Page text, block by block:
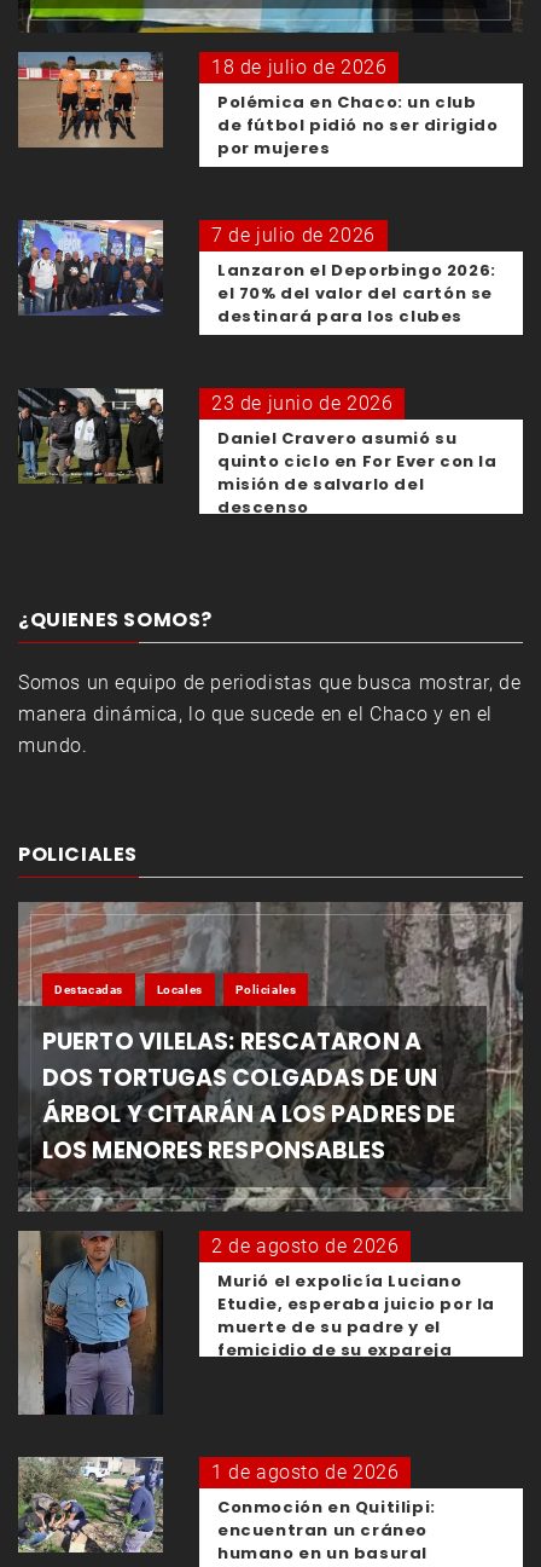
18 de julio de 2026
Polémica en Chaco: un club
de fútbol pidió no ser dirigido
por mujeres
7 de julio de 2026
Lanzaron el Deporbingo 2026:
el 70% del valor del cartón se
destinará para los clubes
23 de junio de 2026
Daniel Cravero asumió su
quinto ciclo en For Ever con la
misión de salvarlo del
descenso
¿QUIENES SOMOS?
Somos un equipo de periodistas que busca mostrar, de
manera dinámica, lo que sucede en el Chaco y en el
mundo.
POLICIALES
Destacadas Locales Policiales
PUERTO VILELAS: RESCATARON A
DOS TORTUGAS COLGADAS DE UN
ÁRBOL Y CITARÁN A LOS PADRES DE
LOS MENORES RESPONSABLES
2 de agosto de 2026
Murió el expolicía Luciano
Etudie, esperaba juicio por la
muerte de su padre y el
femicidio de su expareja
1 de agosto de 2026
Conmoción en Quitilipi:
encuentran un cráneo
humano en un basural